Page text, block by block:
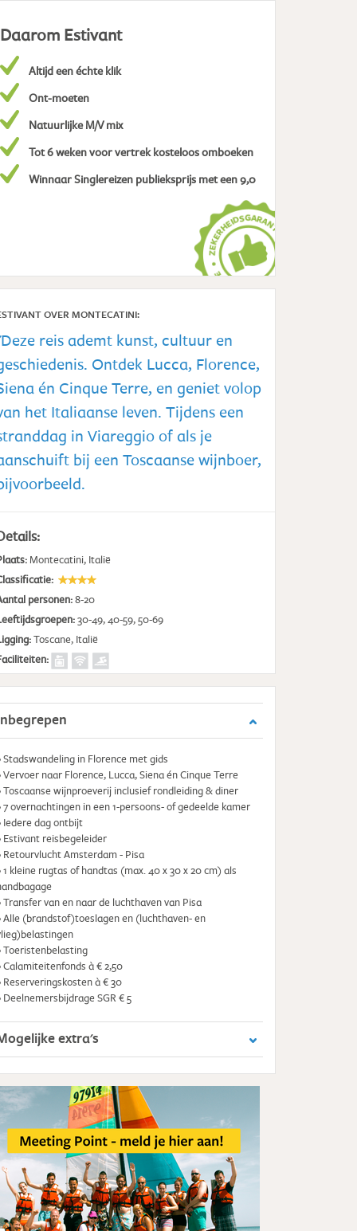
Daarom Estivant
Altijd een échte klik
Ont-moeten
Natuurlijke M/V mix
Tot 6 weken voor vertrek kosteloos omboeken
Winnaar Singlereizen publieksprijs met een 9,0
OVER MONTECATINI:
reis ademt kunst, cultuur en
Ontdek Lucca, Florence,
én Cinque Terre, en geniet volop
het Italiaanse leven. Tijdens een
in Viareggio of als je
bij een Toscaanse wijnboer,
Montecatini, Italië
personen:8-20
30-49, 40-59, 50-69
Toscane, Italië
Stadswandeling in Florence met gids
Vervoer naar Florence, Lucca, Siena én Cinque Terre
Toscaanse wijnproeverij inclusief rondleiding & diner
7 overnachtingen in een 1-persoons- of gedeelde kamer
Iedere dag ontbijt
Estivant reisbegeleider
Retourvlucht Amsterdam - Pisa
1 kleine rugtas of handtas (max. 40 x 30 x 20 cm) als
Transfer van en naar de luchthaven van Pisa
Alle (brandstof)toeslagen en (luchthaven- en
Toeristenbelasting
Calamiteitenfonds à € 2,50
Reserveringskosten à € 30
Deelnemersbijdrage SGR € 5
extra's